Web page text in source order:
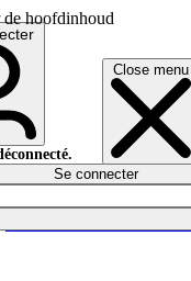
de hoofdinhoud
Close menu
Se connecter